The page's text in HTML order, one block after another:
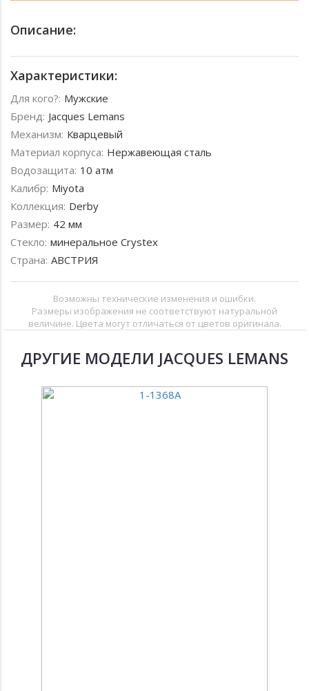
Описание:
Характеристики:
Для кого?: Мужские
Бренд: Jacques Lemans
Механизм: Кварцевый
Материал корпуса: Нержавеющая сталь
Водозащита: 10 атм
Калибр: Miyota
Коллекция: Derby
Размер: 42 мм
Стекло: минеральное Crystex
Страна: АВСТРИЯ
Возможны технические изменения и ошибки.
Размеры изображения не соответствуют натуральной
величине. Цвета могут отличаться от цветов оригинала.
ДРУГИЕ МОДЕЛИ JACQUES LEMANS